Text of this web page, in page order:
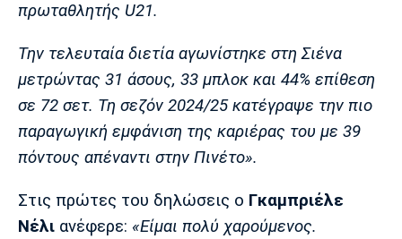
πρωταθλητής U21.
Την τελευταία διετία αγωνίστηκε στη Σιένα
μετρώντας 31 άσους, 33 μπλοκ και 44% επίθεση
σε 72 σετ. Τη σεζόν 2024/25 κατέγραψε την πιο
παραγωγική εμφάνιση της καριέρας του με 39
πόντους απέναντι στην Πινέτο».
Στις πρώτες του δηλώσεις ο Γκαμπριέλε
Νέλι ανέφερε: «Είμαι πολύ χαρούμενος.